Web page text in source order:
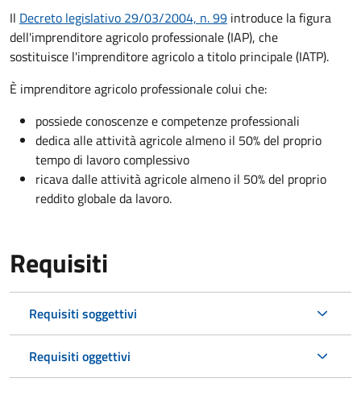
Il Decreto legislativo 29/03/2004, n. 99 introduce la figura
dell'imprenditore agricolo professionale (IAP), che
sostituisce l'imprenditore agricolo a titolo principale (IATP).
È imprenditore agricolo professionale colui che:
possiede conoscenze e competenze professionali
dedica alle attività agricole almeno il 50% del proprio
tempo di lavoro complessivo
ricava dalle attività agricole almeno il 50% del proprio
reddito globale da lavoro.
Requisiti
Requisiti soggettivi
Requisiti oggettivi